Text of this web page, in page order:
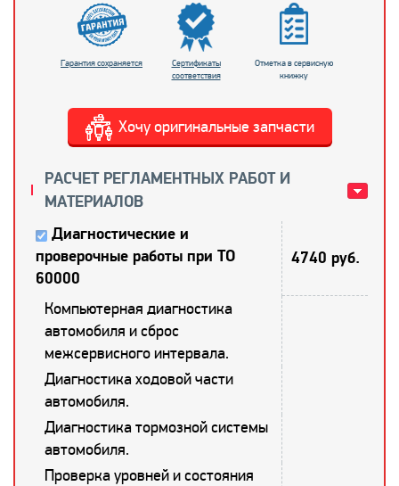
Гарантия сохраняется
Сертификаты
соответствия
Отметка в сервисную
книжку
Хочу оригинальные запчасти
РАСЧЕТ РЕГЛАМЕНТНЫХ РАБОТ И
МАТЕРИАЛОВ
Диагностические и
проверочные работы при ТО
60000
4740 руб.
Компьютерная диагностика
автомобиля и сброс
межсервисного интервала.
Диагностика ходовой части
автомобиля.
Диагностика тормозной системы
автомобиля.
Проверка уровней и состояния